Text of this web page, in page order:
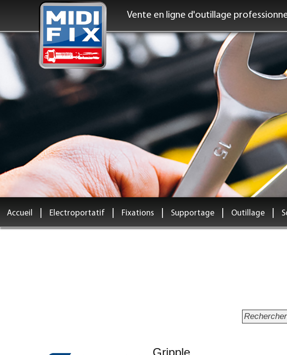
Vente en ligne d'outillage
Accueil Electroportatif Fixations Supportage Outillage
Gripple